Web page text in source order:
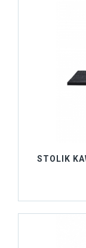
STOLIK